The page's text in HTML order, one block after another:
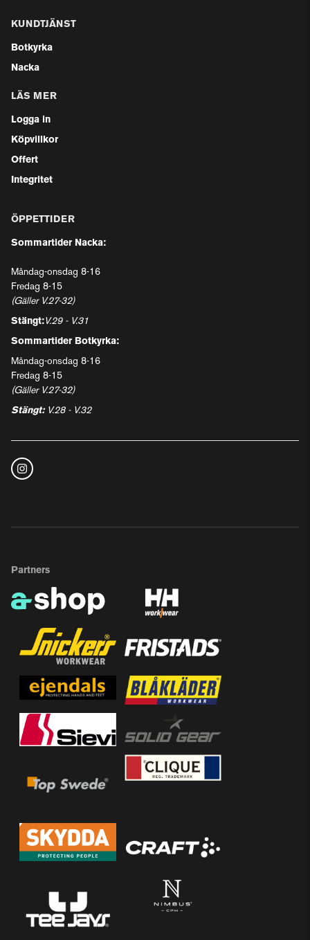
KUNDTJÄNST
Botkyrka
Nacka
LÄS MER
Logga in
Köpvillkor
Offert
Integritet
ÖPPETTIDER
Sommartider Nacka:
Måndag-onsdag 8-16
Fredag 8-15
(Gäller V.27-32)
Stängt:V.29 - V.31
Sommartider Botkyrka:
Måndag-onsdag 8-16
Fredag 8-15
(Gäller V.27-32)
Stängt: V.28 - V.32
Partners